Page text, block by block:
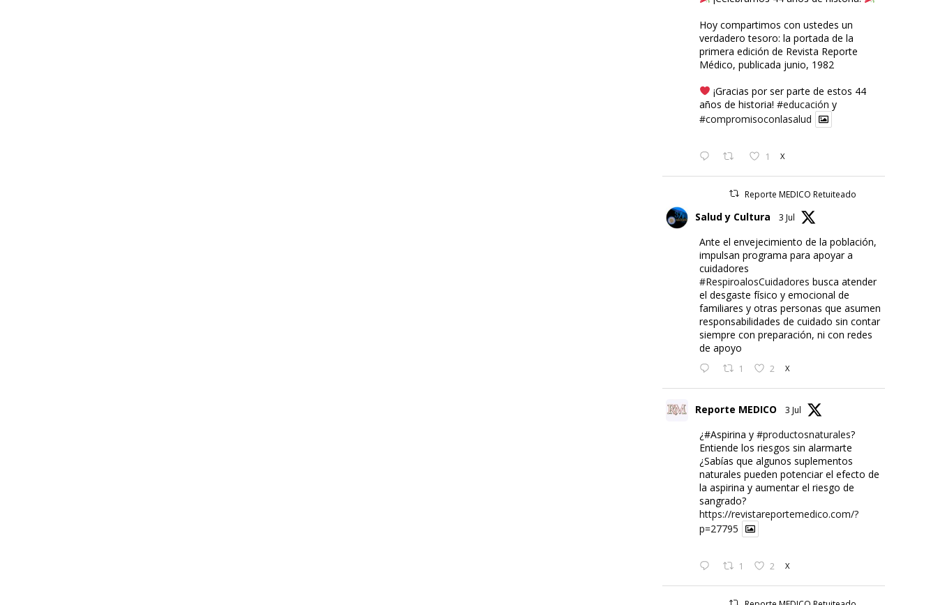
Hoy compartimos con ustedes un
verdadero tesoro: la portada de la
primera edición de Revista Reporte
Médico, publicada junio, 1982
¡Gracias por ser parte de estos 44
años de historia! #educación y
#compromisoconlasalud
1 X
Reporte MEDICO Retuiteado
Salud y Cultura 3 Jul
Ante el envejecimiento de la población,
impulsan programa para apoyar a
cuidadores
#RespiroalosCuidadores busca atender
el desgaste físico y emocional de
familiares y otras personas que asumen
responsabilidades de cuidado sin contar
siempre con preparación, ni con redes
de apoyo
1 2 X
Reporte MEDICO 3 Jul
¿#Aspirina y #productosnaturales?
Entiende los riesgos sin alarmarte
¿Sabías que algunos suplementos
naturales pueden potenciar el efecto de
la aspirina y aumentar el riesgo de
sangrado?
https://revistareportemedico.com/?
p=27795
1 2 X